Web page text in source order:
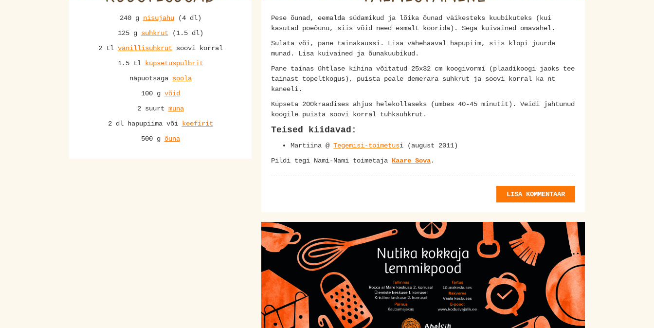
240 g nisujahu(4 dl)
125 g suhkrut (1.5 dl)
2 tl vanillisuhkrut soovi korral
1.5 tl küpsetuspulbrit
näpuotsaga soola
100 g võid
2 suurt muna
2 dl hapupiima või keefirit
500 g õuna
Pese õunad, eemalda südamikud ja lõika õunad väikesteks kuubikuteks (kui
kasutad poeõunu, siis võid need esmalt koorida). Sega kuivained omavahel.
Sulata või, pane tainakaussi. Lisa vähehaaval hapupiim, siis klopi juurde
munad. Lisa kuivained ja õunakuubikud.
Pane tainas ühtlase kihina võitatud 25x32 cm koogivormi (plaadikoogi jaoks tee
tainast topeltkogus), puista peale demerara suhkrut ja soovi korral ka nt
kaneeli.
Küpseta 200kraadises ahjus helekollaseks (umbes 40-45 minutit). Veidi jahtunud
koogile puista soovi korral tuhksuhkrut.
Teised kiidavad:
Martiina @ Tegemisi-toimetusi (august 2011)
Pildi tegi Nami-Nami toimetaja Kaare Sova.
LISA KOMMENTAAR